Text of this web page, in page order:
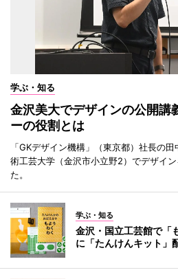
学ぶ・知る
金沢美大でデザインの公開
ーの役割とは
「GKデザイン機構」（東京都）社長の
術工芸大学（金沢市小立野2）でデザイ
た。
学ぶ・知る
金沢・国立工芸館で
に「たんけんキット」